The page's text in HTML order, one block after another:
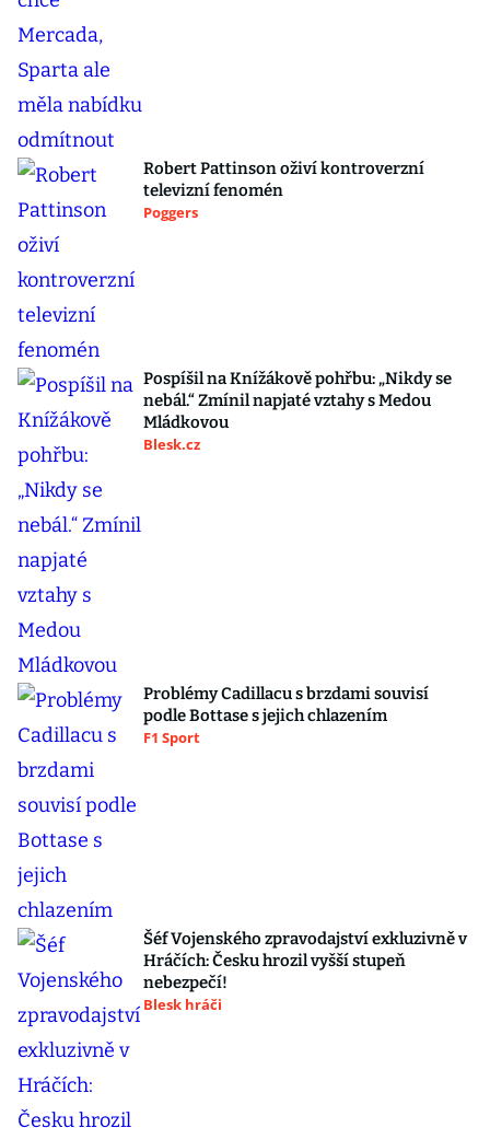
Robert Pattinson oživí kontroverzní
televizní fenomén
Poggers
Pospíšil na Knížákově pohřbu: „Nikdy se
nebál.“ Zmínil napjaté vztahy s Medou
Mládkovou
Blesk.cz
Problémy Cadillacu s brzdami souvisí
podle Bottase s jejich chlazením
F1 Sport
Šéf Vojenského zpravodajství exkluzivně v
Hráčích: Česku hrozil vyšší stupeň
nebezpečí!
Blesk hráči